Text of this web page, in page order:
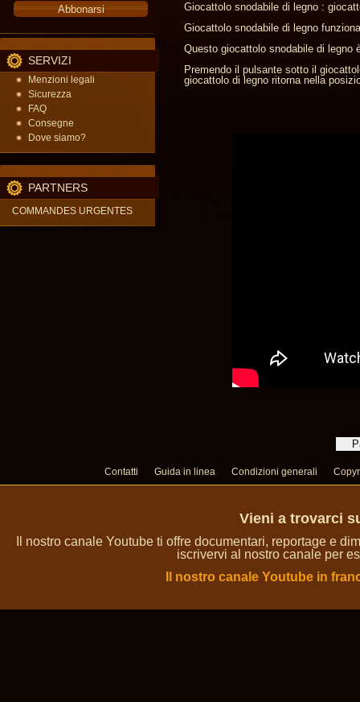
SERVIZI
Menzioni legali
Sicurezza
FAQ
Consegne
Dove siamo?
PARTNERS
COMMANDES URGENTES
Giocattolo snodabile di legno :
Giocattolo snodabile di legno
Questo giocattolo snodabile di
Premendo il pulsante sotto il
giocattolo di legno ritorna nella
Contatti Guida in linea Condizioni generali
Vieni a trovarci
Il nostro canale Youtube ti offre documentari, reportage e
iscrivervi al nostro canale per
Il nostro canale Youtube in